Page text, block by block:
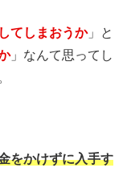
てしまおうか」と
」なんて思ってし
をかけずに入手す